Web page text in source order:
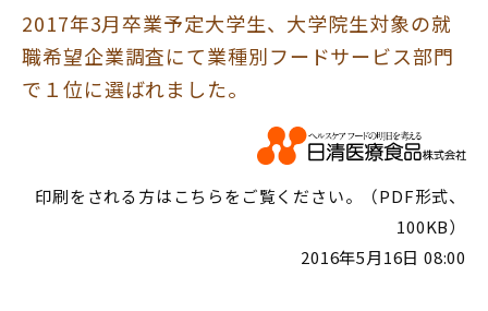
2017年3月卒業予定大学生、大学院生対象の就
職希望企業調査にて業種別フードサービス部門
で１位に選ばれました。
印刷をされる方はこちらをご覧ください。（PDF形式、
100KB）
2016年5月16日 08:00